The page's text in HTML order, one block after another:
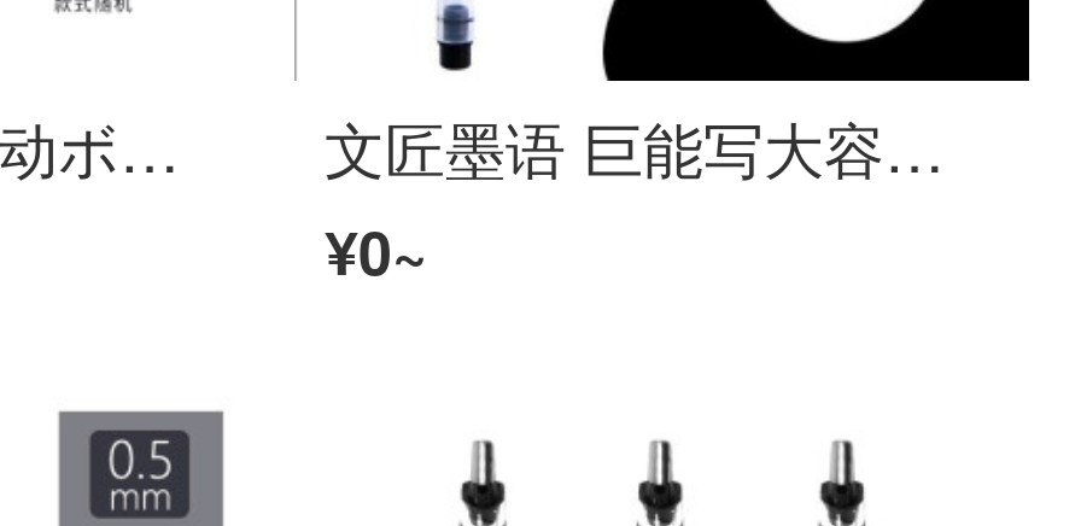
晨光（M&G） 按动ボールペン好顺滑夏日限定绵绵冰高颜值考试专用刷题笔0.5黑色学生用碳素水性签字笔in 夏日绵绵冰 按动笔【12支 盒装】02325 0.5mm 文匠墨语 巨能写大容量ボールペン学生用签字笔水笔0.5mm黑色学生刷题神器一体式笔杆全针管办公水性笔 黑色 15支
¥0~